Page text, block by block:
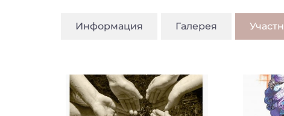
Информация Галерея